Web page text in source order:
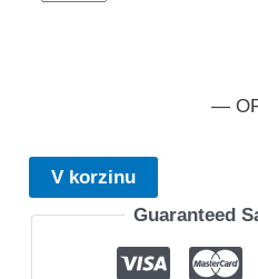
—
V korzinu
Guaranteed